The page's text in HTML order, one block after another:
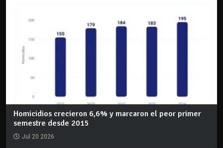
Homicidios crecieron 6,6% y marcaron el peor primer
semestre desde 2015
Jul 20 2026